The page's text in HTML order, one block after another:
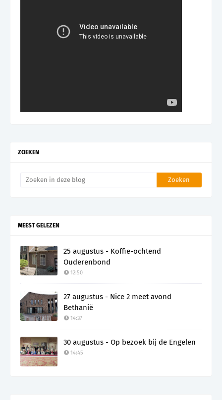
ZOEKEN
MEEST GELEZEN
25 augustus - Koffie-ochtend
Ouderenbond
12:50
27 augustus - Nice 2 meet avond
Bethanië
14:37
30 augustus - Op bezoek bij de Engelen
14:45